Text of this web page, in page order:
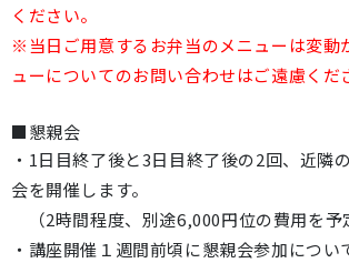
ください。
※当日ご用意するお弁当のメニューは変動
ューについてのお問い合わせはご遠慮くだ
■懇親会
・1日目終了後と3日目終了後の2回、近隣
会を開催します。
（2時間程度、別途6,000円位の費用を予
・講座開催１週間前頃に懇親会参加につい